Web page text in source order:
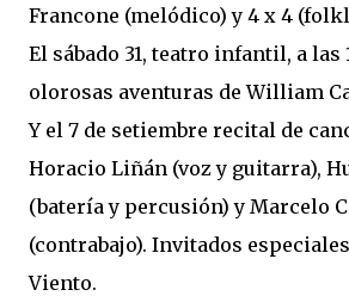
Francone (melódico) y 4 x 4
El sábado 31, teatro infantil, a las
olorosas aventuras de William
Y el 7 de setiembre recital de
Horacio Liñán (voz y guitarra),
(batería y percusión) y Marcelo
(contrabajo). Invitados
Viento.